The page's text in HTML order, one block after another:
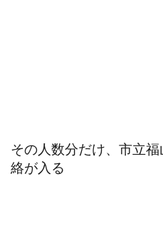
その人数分だけ、市立
絡が入る